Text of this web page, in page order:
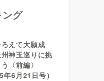
グ
えて大願成
神玉巡りに挑
〈前編〉
年6月21日号）